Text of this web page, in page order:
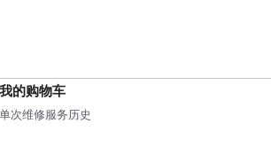
我的购物车
单次维修服务历史